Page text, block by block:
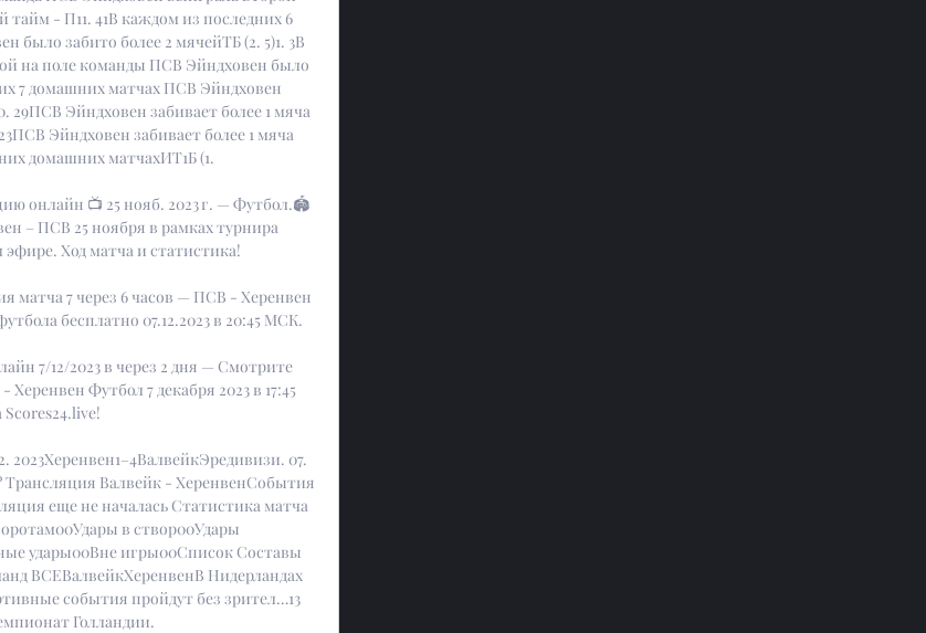
- П11. 41В каждом из последних 6
забито более 2 мячейТБ (2. 5)1. 3В
на поле команды ПСВ Эйндховен было
7 домашних матчах ПСВ Эйндховен
29ПСВ Эйндховен забивает более 1 мяча
Эйндховен забивает более 1 мяча
домашних матчахИТ1Б (1.
онлайн 📺 25 нояб. 2023 г. — Футбол.🏟️
– ПСВ 25 ноября в рамках турнира
Ход матча и статистика!
матча 7 через 6 часов — ПСВ - Херенвен
бесплатно 07.12.2023 в 20:45 МСК.
7/12/2023 в через 2 дня — Смотрите
Футбол 7 декабря 2023 в 17:45
2023Херенвен1–4ВалвейкЭредивизи. 07.
Трансляция Валвейк - ХеренвенСобытия
еще не началась Статистика матча
в створ00Удары
удары00Вне игры00Список Составы
ВСЕВалвейкХеренвенВ Нидерландах
события пройдут без зрител…13
Голландии.